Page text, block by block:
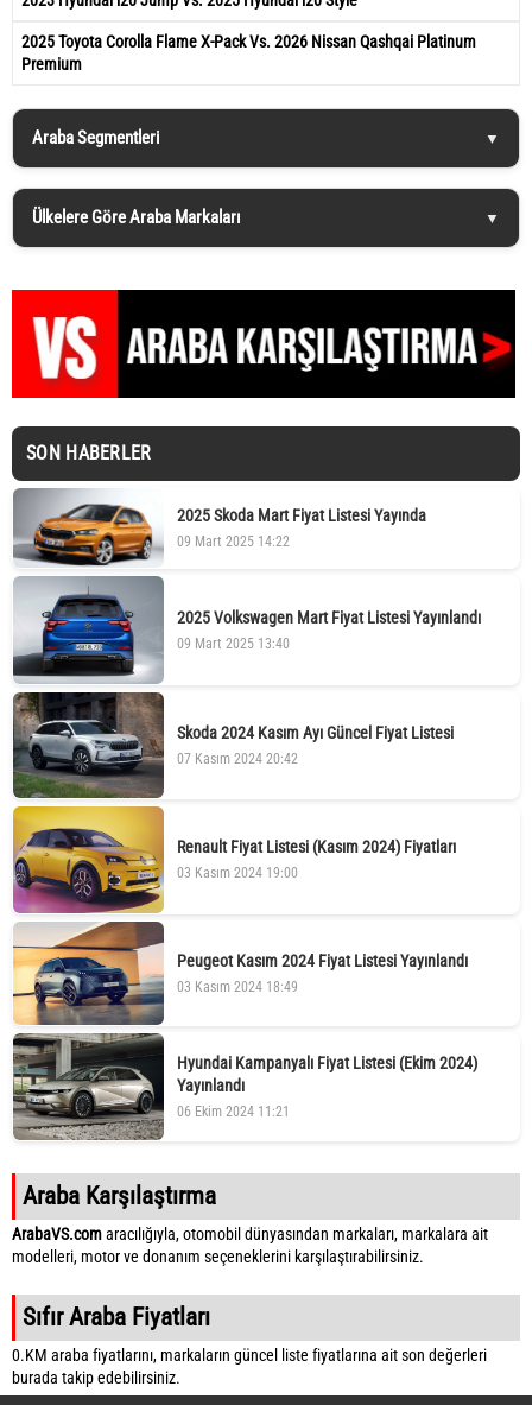
2025 Toyota Corolla Flame X-Pack Vs. 2026 Nissan Qashqai Platinum
Premium
Araba Segmentleri
Ülkelere Göre Araba Markaları
SON HABERLER
2025 Skoda Mart Fiyat Listesi Yayında
09 Mart 2025 14:22
2025 Volkswagen Mart Fiyat Listesi Yayınlandı
09 Mart 2025 13:40
Skoda 2024 Kasım Ayı Güncel Fiyat Listesi
07 Kasım 2024 20:42
Renault Fiyat Listesi (Kasım 2024) Fiyatları
03 Kasım 2024 19:00
Peugeot Kasım 2024 Fiyat Listesi Yayınlandı
03 Kasım 2024 18:49
Hyundai Kampanyalı Fiyat Listesi (Ekim 2024)
Yayınlandı
06 Ekim 2024 11:21
Araba Karşılaştırma
ArabaVS.comaracılığıyla, otomobil dünyasından markaları, markalara ait
modelleri, motor ve donanım seçeneklerini karşılaştırabilirsiniz.
Sıfır Araba Fiyatları
0.KM araba fiyatlarını, markaların güncel liste fiyatlarına ait son değerleri
burada takip edebilirsiniz.